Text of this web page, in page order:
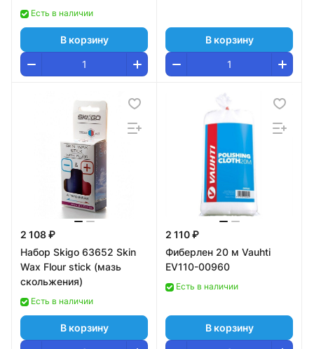
-2°С) 70 ml
Есть в наличии
В корзину В корзину
2 108 ₽
Набор Skigo 63652 Skin
Wax Flour stick (мазь
скольжения)
Есть в наличии
В корзину
2 110 ₽
Фиберлен 20 м Vauhti
EV110-00960
Есть в наличии
В корзину